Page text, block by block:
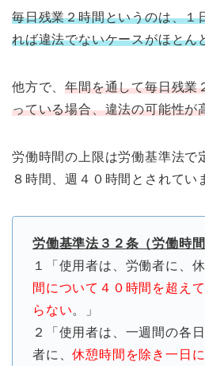
毎日残業２時間というのは、１
れば違法でないケースがほとん
他方で、年間を通して毎日残業
っている場合、違法の可能性が
労働時間の上限は労働基準法で
８時間、週４０時間とされてい
労働基準法３２条（労働時間
１「使用者は、労働者に、
間について４０時間を超え
らない。」
２「使用者は、一週間の各
者に、休憩時間を除き一日